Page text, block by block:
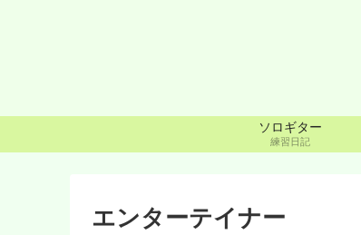
ソロギター
練習日記
エンターテイナー